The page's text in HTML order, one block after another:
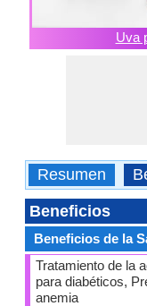
Uva
Resumen
Beneficios
Beneficios de la
Tratamiento de la
para diabéticos,
anemia